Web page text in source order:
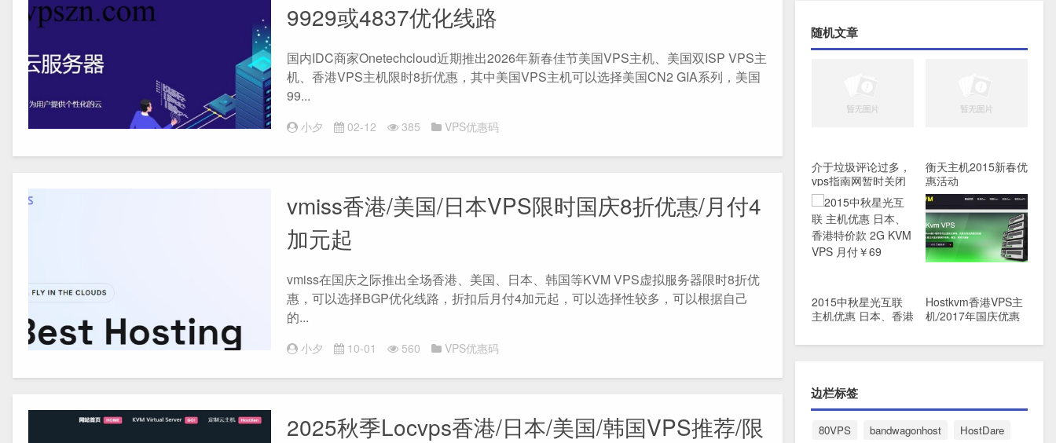
9929或4837优化线路
国内IDC商家Onetechcloud近期推出2026年新春佳节美国VPS主机、美国双ISP VPS主
机、香港VPS主机限时8折优惠，其中美国VPS主机可以选择美国CN2 GIA系列，美国
99...
小夕 02-12 385 VPS优惠码
vmiss香港/美国/日本VPS限时国庆8折优惠/月付4
加元起
vmiss在国庆之际推出全场香港、美国、日本、韩国等KVM VPS虚拟服务器限时8折优
惠，可以选择BGP优化线路，折扣后月付4加元起，可以选择性较多，可以根据自己
的...
小夕 10-01 560 VPS优惠码
2025秋季Locvps香港/日本/美国/韩国VPS推荐/限
随机文章
介于垃圾评论过多，
vps指南网暂时关闭
评论功能
衡天主机2015新春优
惠活动
2015中秋星光互联
主机优惠 日本、香港
月付￥69
Hostkvm香港VPS主
机/2017年国庆优惠
边栏标签
80VPS bandwagonhost
HostDare